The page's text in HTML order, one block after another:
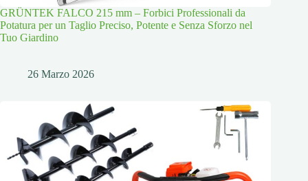
GRÜNTEK FALCO 215 mm – Forbici Professionali da
Potatura per un Taglio Preciso, Potente e Senza Sforzo nel
Tuo Giardino
26 Marzo 2026